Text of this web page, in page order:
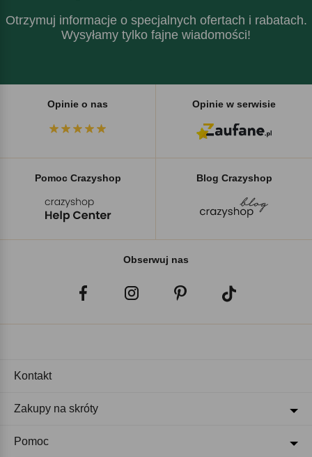
Otrzymuj informacje o specjalnych ofertach i rabatach.
Wysyłamy tylko fajne wiadomości!
Opinie o nas Opinie w serwisie
Pomoc Crazyshop Blog Crazyshop
Obserwuj nas
Kontakt
Zakupy na skróty
Pomoc